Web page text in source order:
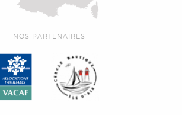
NOS PARTENAIRES